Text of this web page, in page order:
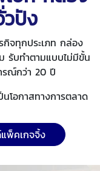
ปัง
จทุกประเภท กล่อง
รับทำตามแบบไม่มีขั้น
รณ์กว่า 20 ปี
โอกาสทางการตลาด
พ็คเกจจิ้ง